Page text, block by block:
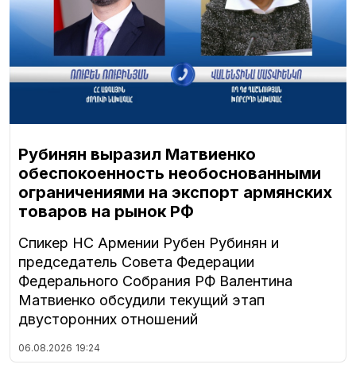
Рубинян выразил Матвиенко
обеспокоенность необоснованными
ограничениями на экспорт армянских
товаров на рынок РФ
Спикер НС Армении Рубен Рубинян и
председатель Совета Федерации
Федерального Собрания РФ Валентина
Матвиенко обсудили текущий этап
двусторонних отношений
06.08.2026 19:24